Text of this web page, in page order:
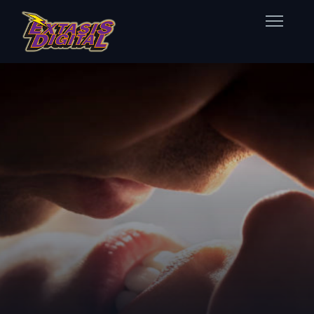
Nuestras Estaciones
Datos Éxtasis
Contacto
FB
TW